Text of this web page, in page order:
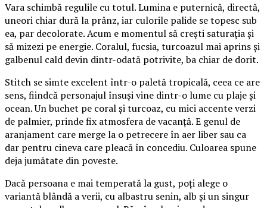
Vara schimbă regulile cu totul. Lumina e puternică, directă,
uneori chiar dură la prânz, iar culorile palide se topesc sub
ea, par decolorate. Acum e momentul să crești saturația și
să mizezi pe energie. Coralul, fucsia, turcoazul mai aprins și
galbenul cald devin dintr-odată potrivite, ba chiar de dorit.
Stitch se simte excelent într-o paletă tropicală, ceea ce are
sens, fiindcă personajul însuși vine dintr-o lume cu plaje și
ocean. Un buchet pe coral și turcoaz, cu mici accente verzi
de palmier, prinde fix atmosfera de vacanță. E genul de
aranjament care merge la o petrecere în aer liber sau ca
dar pentru cineva care pleacă în concediu. Culoarea spune
deja jumătate din poveste.
Dacă persoana e mai temperată la gust, poți alege o
variantă blândă a verii, cu albastru senin, alb și un singur